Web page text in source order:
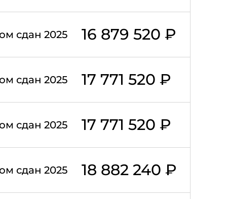
сдан 2025 16 879 520 ₽
сдан 2025 17 771 520 ₽
сдан 2025 17 771 520 ₽
сдан 2025 18 882 240 ₽